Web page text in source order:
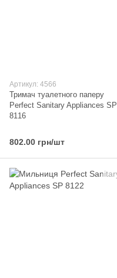
Артикул: 4566
Тримач туалетного паперу
Perfect Sanitary Appliances SP
8116
802.00 грн/шт